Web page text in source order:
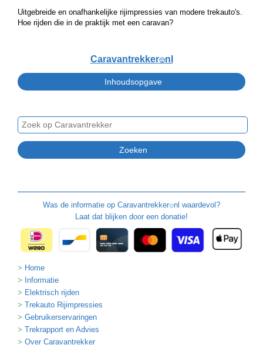
Uitgebreide en onafhankelijke rijimpressies van modere trekauto's.
Hoe rijden die in de praktijk met een caravan?
Caravantrekker🙂nl
Was de informatie op Caravantrekker🙂nl waardevol?
Laat dat blijken door een donatie!
Home
Informatie
Elektrisch rijden
Trekauto Rijimpressies
Gebruikerservaringen
Trekrapport en Advies
Over Caravantrekker